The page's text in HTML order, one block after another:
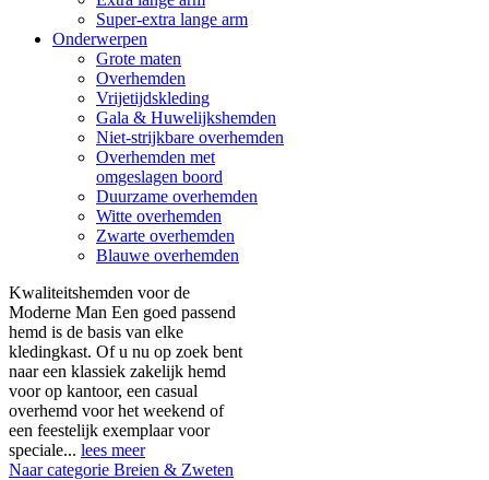
Super-extra lange arm
Onderwerpen
Grote maten
Overhemden
Vrijetijdskleding
Gala & Huwelijkshemden
Niet-strijkbare overhemden
Overhemden met
omgeslagen boord
Duurzame overhemden
Witte overhemden
Zwarte overhemden
Blauwe overhemden
Kwaliteitshemden voor de
Moderne Man Een goed passend
hemd is de basis van elke
kledingkast. Of u nu op zoek bent
naar een klassiek zakelijk hemd
voor op kantoor, een casual
overhemd voor het weekend of
een feestelijk exemplaar voor
speciale... lees meer
Naar categorie Breien & Zweten